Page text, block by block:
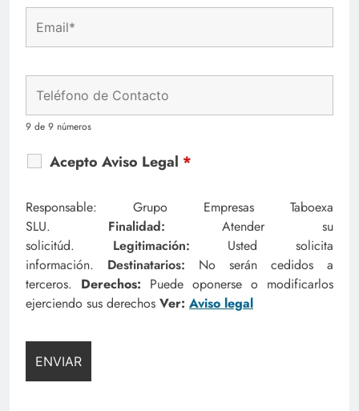
9 de 9 números
Acepto Aviso Legal *
Responsable: Grupo Empresas Taboexa
SLU. Finalidad:Atender su
solicitúd. Legitimación: Usted solicita
información. Destinatarios: No serán cedidos a
terceros. Derechos: Puede oponerse o modificarlos
ejerciendo sus derechos Ver: Aviso legal